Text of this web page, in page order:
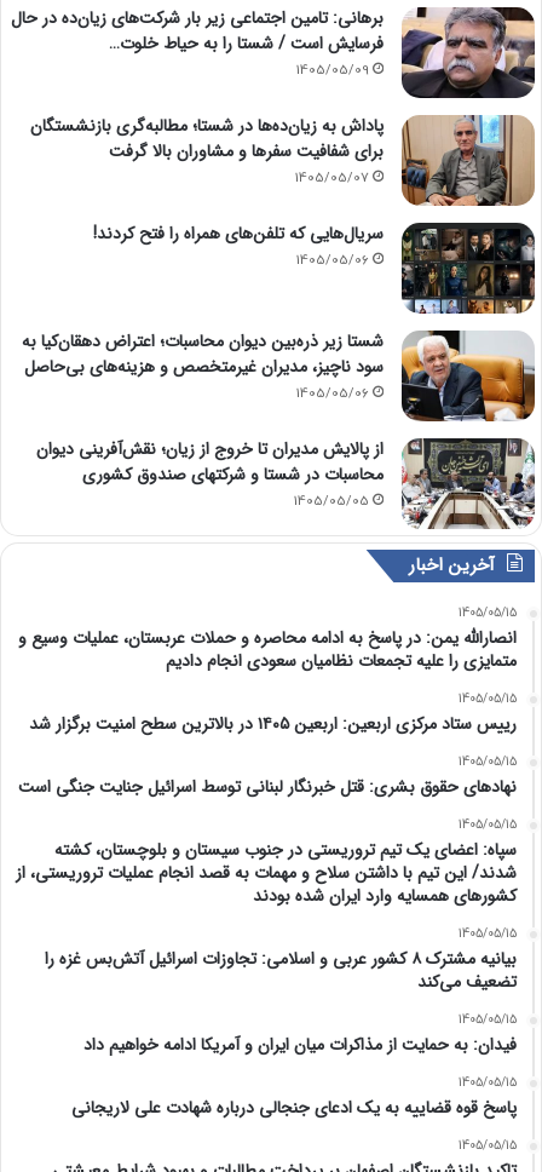
برهانی: تامین اجتماعی زیر بار شرکت‌های زیان‌ده در حال
فرسایش است / شستا را به حیاط خلوت…
1405/05/09
پاداش به زیان‌ده‌ها در شستا؛ مطالبه‌گری بازنشستگان
برای شفافیت سفرها و مشاوران بالا گرفت
1405/05/07
سریال‌هایی که تلفن‌های همراه را فتح کردند!
1405/05/06
شستا زیر ذره‌بین دیوان محاسبات؛ اعتراض دهقان‌کیا به
سود ناچیز، مدیران غیرمتخصص و هزینه‌های بی‌حاصل
1405/05/06
از پالایش مدیران تا خروج از زیان؛ نقش‌آفرینی دیوان
محاسبات در شستا و شرکتهای صندوق کشوری
1405/05/05
آخرین اخبار
1405/05/15
انصارالله یمن: در پاسخ به ادامه محاصره و حملات عربستان، عملیات وسیع و
متمایزی را علیه تجمعات نظامیان سعودی انجام دادیم
1405/05/15
رییس ستاد مرکزی اربعین: اربعین ۱۴۰۵ در بالاترین سطح امنیت برگزار شد
1405/05/15
نهادهای حقوق بشری: قتل خبرنگار لبنانی توسط اسرائیل جنایت جنگی است
1405/05/15
سپاه: اعضای یک تیم تروریستی در جنوب سیستان و بلوچستان، کشته
شدند/ این تیم با داشتن سلاح و مهمات به قصد انجام عملیات تروریستی، از
کشورهای همسایه وارد ایران شده بودند
1405/05/15
بیانیه مشترک ۸ کشور عربی و اسلامی: تجاوزات اسرائیل آتش‌بس غزه را
تضعیف می‌کند
1405/05/15
فیدان: به حمایت از مذاکرات میان ایران و آمریکا ادامه خواهیم داد
1405/05/15
پاسخ قوه قضاییه به یک ادعای جنجالی درباره شهادت علی لاریجانی
1405/05/15